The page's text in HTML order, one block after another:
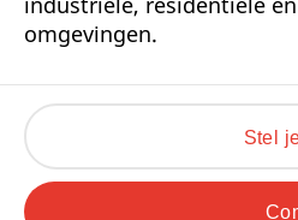
omgevingen.
Stel